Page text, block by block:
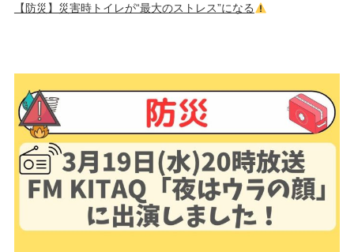
【防災】災害時トイレが“最大のストレス”になる